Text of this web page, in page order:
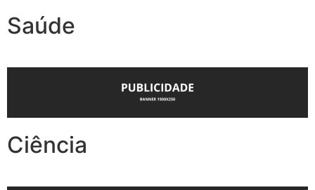
Saúde
Ciência